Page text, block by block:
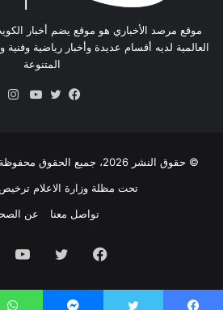
موقع مرصد الأخباري هو موقع يضم أخبار
العالمية لديه أقسام عديدة وأخبار رياضية
المتنوعة
© حقوق النشر 2026، جميع الحقوق محفوظة لصحيفة مرصد الإلكترونية
تحت مظلة وزارة الاعلام ترخيص 460-
تواصل معنا
عن
فيسبوك تويتر